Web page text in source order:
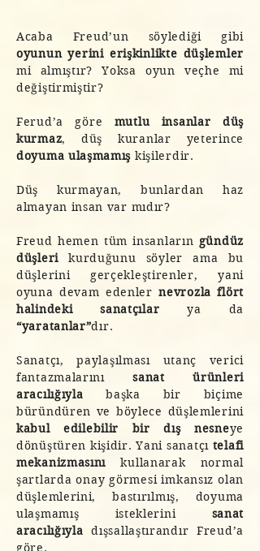
Acaba Freud’un söylediği gibi
oyunun yerini erişkinlikte düşlemler
mi almıştır? Yoksa oyun veçhe mi
değiştirmiştir?
Ferud’a göre mutlu insanlar düş
kurmaz, düş kuranlar yeterince
doyuma ulaşmamış kişilerdir.
Düş kurmayan, bunlardan haz
almayan insan var mıdır?
Freud hemen tüm insanların gündüz
düşlerikurduğunu söyler ama bu
düşlerini gerçekleştirenler, yani
oyuna devam edenlernevrozla flört
halindeki sanatçılar ya da
“yaratanlar”dır.
Sanatçı, paylaşılması utanç verici
fantazmalarınısanat ürünleri
aracılığıyla başka bir biçime
büründüren ve böylece düşlemlerini
kabul edilebilir bir dış nesneye
dönüştüren kişidir. Yani sanatçı telafi
mekanizmasını kullanarak normal
şartlarda onay görmesi imkansız olan
düşlemlerini, bastırılmış, doyuma
ulaşmamış isteklerini sanat
aracılığıyla dışsallaştırandır Freud’a
göre.